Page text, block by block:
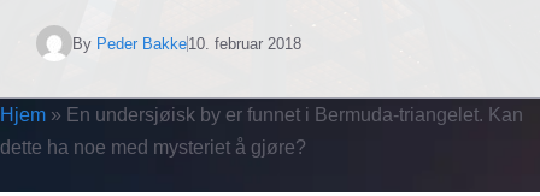
By Peder Bakke10. februar 2018
Hjem » En undersjøisk by er funnet i Bermuda-triangelet. Kan
dette ha noe med mysteriet å gjøre?